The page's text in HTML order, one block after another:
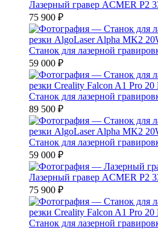
Лазерный гравер ACMER P2
75 900 ₽
Станок для лазерной
59 000 ₽
Станок для лазерной
89 500 ₽
Станок для лазерной
59 000 ₽
Лазерный гравер ACMER P2
75 900 ₽
Станок для лазерной